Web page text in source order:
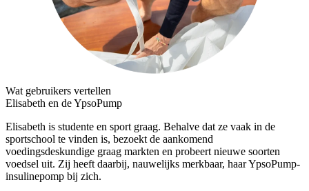
Wat gebruikers vertellen
Elisabeth en de YpsoPump
Elisabeth is studente en sport graag. Behalve dat ze vaak in de
sportschool te vinden is, bezoekt de aankomend
voedingsdeskundige graag markten en probeert nieuwe soorten
voedsel uit. Zij heeft daarbij, nauwelijks merkbaar, haar YpsoPump-
insulinepomp bij zich.